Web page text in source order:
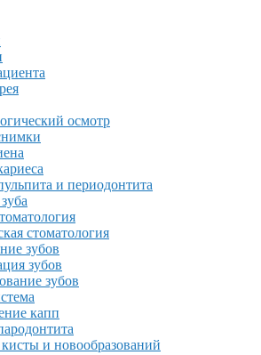
осмотр
и периодонтита
стоматология
зубов
зубов
зубов
капп
и новообразований